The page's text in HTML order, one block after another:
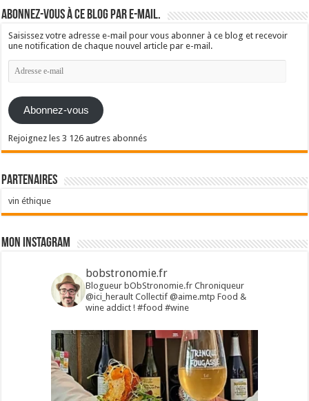
Abonnez-vous à ce blog par e-mail.
Saisissez votre adresse e-mail pour vous abonner à ce blog et recevoir
une notification de chaque nouvel article par e-mail.
Adresse
e-
Abonnez-vous
Rejoignez les 3 126 autres abonnés
Partenaires
vin éthique
Mon Instagram
bobstronomie.fr
Blogueur bObStronomie.fr Chroniqueur
@ici_heraultCollectif @aime.mtp Food &
wine addict !#food #wine